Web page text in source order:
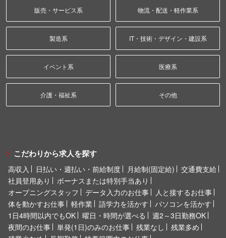
販売・サービス系 物流・配送・軽作業系
製造系 IT・技術・デザイン・建設系
イベント系 医療系
介護・福祉系 その他
こだわりから求人を探す
高収入 日払い・週払い・前給制度 月給制(固定給)
交通費支給
社員登用あり
ボーナスまたは特別手当あり
オープニングスタッフ
データ入力のお仕事
人と接するお仕事
体を動かすお仕事
軽作業 語学力を活かす
パソコンを活かす
1日4時間以内でもOK
曜日・時間が選べる
週2～3日勤務OK
夜間のお仕事
単発(1日)のみのお仕事 残業なし
残業多め